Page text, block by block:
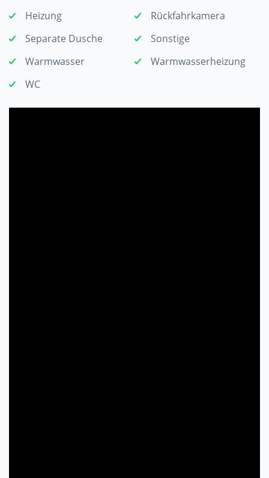
Heizung
Rückfahrkamera
Separate Dusche
Sonstige
Warmwasser
Warmwasserheizung
WC